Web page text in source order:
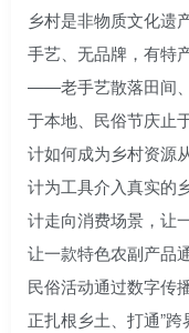
乡村是非物质文化遗
手艺、无品牌，有特
——老手艺散落田间
于本地、民俗节庆止
计如何成为乡村资源
计为工具介入真实
计走向消费场景，让
让一款特色农副产品
民俗活动通过数字传
正扎根乡土、打通”跨